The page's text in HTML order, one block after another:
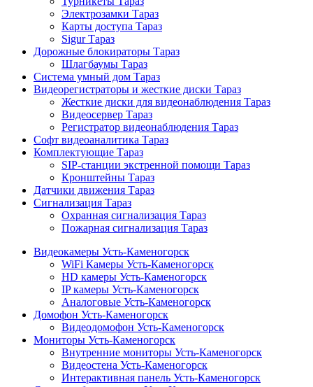
Электрозамки Тараз
Карты доступа Тараз
Sigur Тараз
Дорожные блокираторы Тараз
Шлагбаумы Тараз
Система умный дом Тараз
Видеорегистраторы и жесткие диски Тараз
Жесткие диски для видеонаблюдения Тараз
Видеосервер Тараз
Регистратор видеонаблюдения Тараз
Софт видеоаналитика Тараз
Комплектующие Тараз
SIP-станции экстренной помощи Тараз
Кронштейны Тараз
Датчики движения Тараз
Сигнализация Тараз
Охранная сигнализация Тараз
Пожарная сигнализация Тараз
Видеокамеры Усть-Каменогорск
WiFi Камеры Усть-Каменогорск
HD камеры Усть-Каменогорск
IP камеры Усть-Каменогорск
Аналоговые Усть-Каменогорск
Домофон Усть-Каменогорск
Видеодомофон Усть-Каменогорск
Мониторы Усть-Каменогорск
Внутренние мониторы Усть-Каменогорск
Видеостена Усть-Каменогорск
Интерактивная панель Усть-Каменогорск